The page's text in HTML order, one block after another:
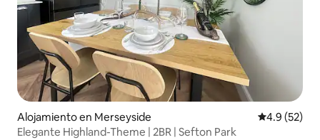
Alojamiento en Merseyside Calificación
4.9 (52)
Elegante Highland-Theme | 2BR | Sefton Park